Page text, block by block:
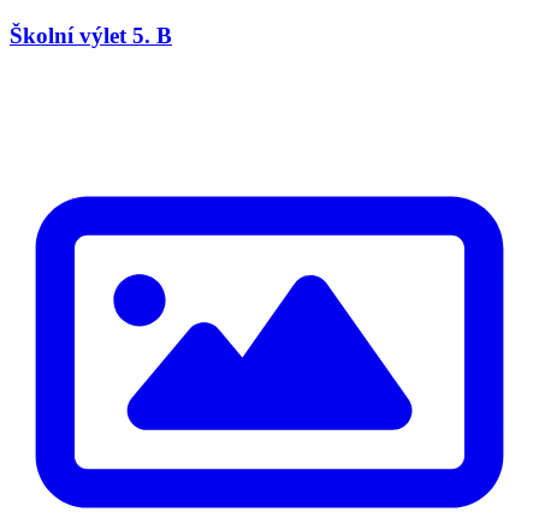
Školní výlet 5. B